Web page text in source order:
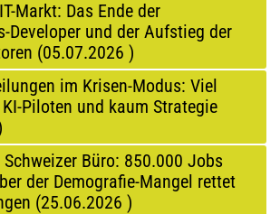
Markt: Das Ende der
Developer und der Aufstieg der
(05.07.2026 )
im Krisen-Modus: Viel
Piloten und kaum Strategie
Schweizer Büro: 850.000 Jobs
der Demografie-Mangel rettet
(25.06.2026 )